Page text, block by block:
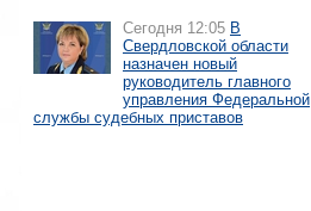
Сегодня 12:05 В
Свердловской области
назначен новый
руководитель главного
управления Федеральной
службы судебных приставов